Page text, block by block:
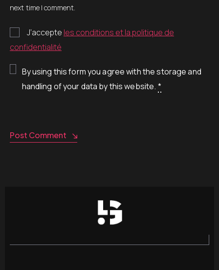
next time I comment.
J’accepte les conditions et la politique de
confidentialité
By using this form you agree with the storage and
handling of your data by this website. *
Post Comment